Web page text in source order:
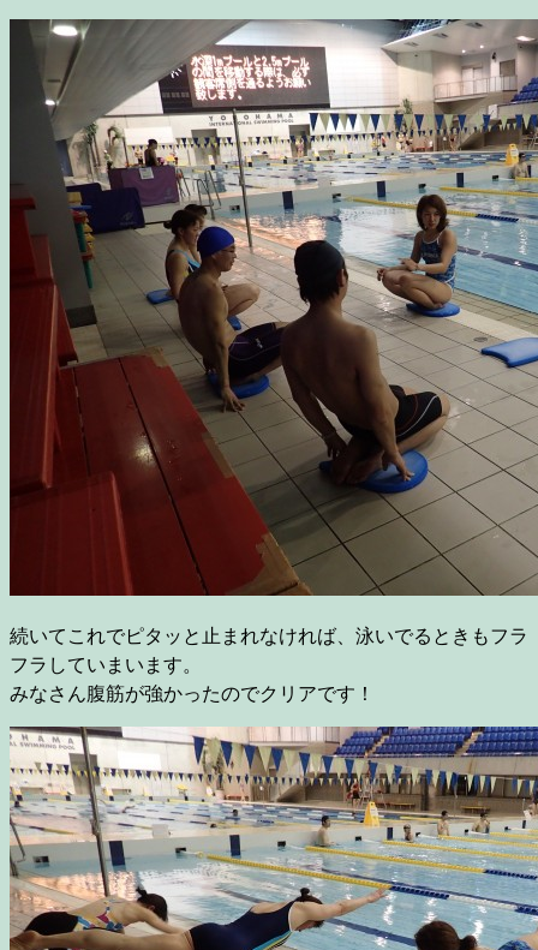
続いてこれでピタッと止まれなければ、泳いでるときもフラ
フラしていまいます。
みなさん腹筋が強かったのでクリアです！